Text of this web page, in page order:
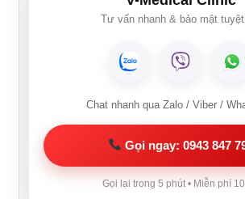
Tư vấn nhanh & bảo mật
Chat nhanh qua Zalo / Viber /
Gọi ngay: 0943 847
Gọi lại trong 5 phút • Miễn phí